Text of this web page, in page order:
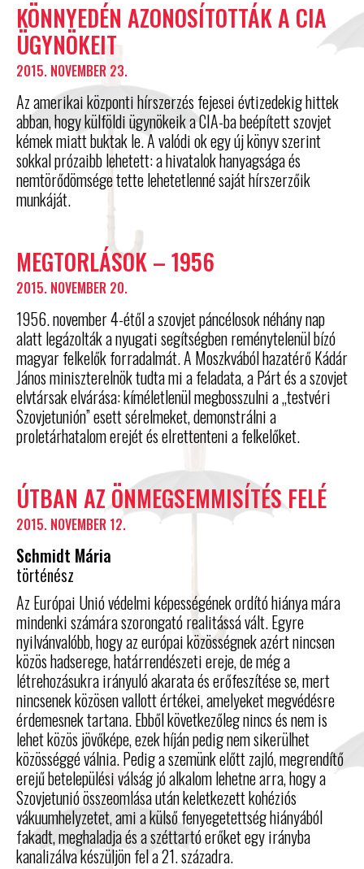
KÖNNYEDÉN AZONOSÍTOTTÁK A CIA
ÜGYNÖKEIT
2015. NOVEMBER 23.
Az amerikai központi hírszerzés fejesei évtizedekig hittek
abban, hogy külföldi ügynökeik a CIA-ba beépített szovjet
kémek miatt buktak le. A valódi ok egy új könyv szerint
sokkal prózaibb lehetett: a hivatalok hanyagsága és
nemtörődömsége tette lehetetlenné saját hírszerzőik
munkáját.
MEGTORLÁSOK – 1956
2015. NOVEMBER 20.
1956. november 4-étől a szovjet páncélosok néhány nap
alatt legázolták a nyugati segítségben reménytelenül bízó
magyar felkelők forradalmát. A Moszkvából hazatérő Kádár
János miniszterelnök tudta mi a feladata, a Párt és a szovjet
elvtársak elvárása: kíméletlenül megbosszulni a „testvéri
Szovjetunión” esett sérelmeket, demonstrálni a
proletárhatalom erejét és elrettenteni a felkelőket.
ÚTBAN AZ ÖNMEGSEMMISÍTÉS FELÉ
2015. NOVEMBER 12.
Schmidt Mária
történész
Az Európai Unió védelmi képességének ordító hiánya mára
mindenki számára szorongató realitássá vált. Egyre
nyilvánvalóbb, hogy az európai közösségnek azért nincsen
közös hadserege, határrendészeti ereje, de még a
létrehozásukra irányuló akarata és erőfeszítése se, mert
nincsenek közösen vallott értékei, amelyeket megvédésre
érdemesnek tartana. Ebből következőleg nincs és nem is
lehet közös jövőképe, ezek híján pedig nem sikerülhet
közösséggé válnia. Pedig a szemünk előtt zajló, megrendítő
erejű betelepülési válság jó alkalom lehetne arra, hogy a
Szovjetunió összeomlása után keletkezett kohéziós
vákuumhelyzetet, ami a külső fenyegetettség hiányából
fakadt, meghaladja és a széttartó erőket egy irányba
kanalizálva készüljön fel a 21. századra.